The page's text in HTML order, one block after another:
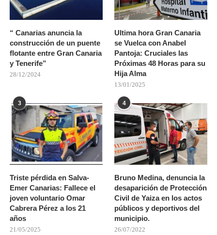
“ Canarias anuncia la
construcción de un puente
flotante entre Gran Canaria
y Tenerife”
28/12/2024
Ultima hora Gran Canaria
se Vuelca con Anabel
Pantoja: Cruciales las
Próximas 48 Horas para su
Hija Alma
13/01/2025
3
Triste pérdida en Salva-
Emer Canarias: Fallece el
joven voluntario Omar
Cabrera Pérez a los 21
años
21/05/2025
4
Bruno Medina, denuncia la
desaparición de Protección
Civil de Yaiza en los actos
públicos y deportivos del
municipio.
26/07/2022